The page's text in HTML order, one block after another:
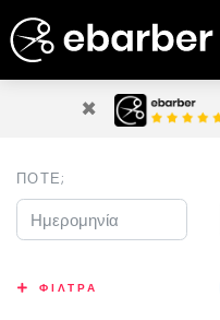
×
ΠΟΤΕ;
ΦΙΛΤΡΑ